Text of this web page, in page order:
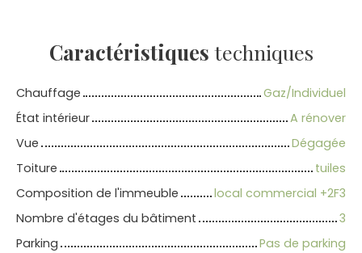
Caractéristiques techniques
Chauffage
Gaz/Individuel
État intérieur
A rénover
Vue
Dégagée
Toiture
tuiles
Composition de l'immeuble
local commercial +2F3
Nombre d'étages du bâtiment
3
Parking
Pas de parking